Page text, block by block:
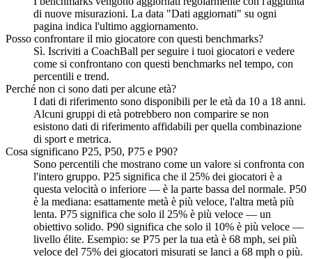
di nuove misurazioni. La data "Dati aggiornati" su ogni
pagina indica l'ultimo aggiornamento.
Posso confrontare il mio giocatore con questi benchmarks?
Sì. Iscriviti a CoachBall per seguire i tuoi giocatori e vedere
come si confrontano con questi benchmarks nel tempo, con
percentili e trend.
Perché non ci sono dati per alcune età?
I dati di riferimento sono disponibili per le età da 10 a 18 anni.
Alcuni gruppi di età potrebbero non comparire se non
esistono dati di riferimento affidabili per quella combinazione
di sport e metrica.
Cosa significano P25, P50, P75 e P90?
Sono percentili che mostrano come un valore si confronta con
l'intero gruppo. P25 significa che il 25% dei giocatori è a
questa velocità o inferiore — è la parte bassa del normale. P50
è la mediana: esattamente metà è più veloce, l'altra metà più
lenta. P75 significa che solo il 25% è più veloce — un
obiettivo solido. P90 significa che solo il 10% è più veloce —
livello élite. Esempio: se P75 per la tua età è 68 mph, sei più
veloce del 75% dei giocatori misurati se lanci a 68 mph o più.